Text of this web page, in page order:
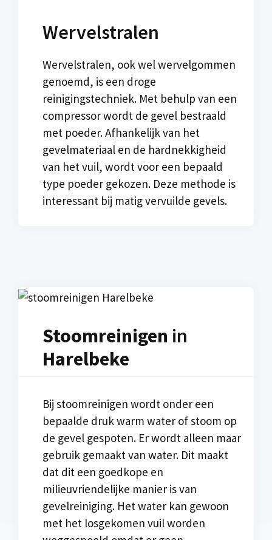
Wervelstralen
Wervelstralen, ook wel wervelgommen
genoemd, is een droge
reinigingstechniek. Met behulp van een
compressor wordt de gevel bestraald
met poeder. Afhankelijk van het
gevelmateriaal en de hardnekkigheid
van het vuil, wordt voor een bepaald
type poeder gekozen. Deze methode is
interessant bij matig vervuilde gevels.
Stoomreinigen in
Harelbeke
Bij stoomreinigen wordt onder een
bepaalde druk warm water of stoom op
de gevel gespoten. Er wordt alleen maar
gebruik gemaakt van water. Dit maakt
dat dit een goedkope en
milieuvriendelijke manier is van
gevelreiniging. Het water kan gewoon
met het losgekomen vuil worden